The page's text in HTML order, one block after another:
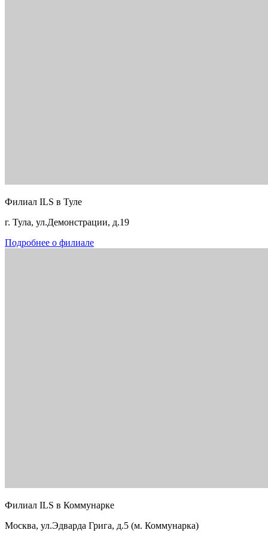
Филиал ILS в Туле
г. Тула, ул.Демонстрации, д.19
Подробнее о филиале
Филиал ILS в Коммунарке
Москва, ул.Эдварда Грига, д.5 (м. Коммунарка)